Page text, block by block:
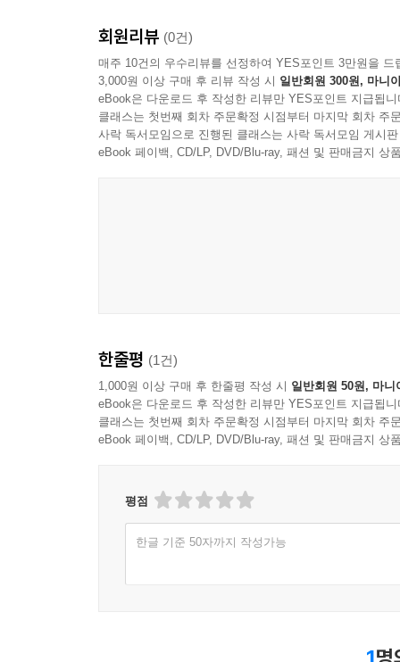
작은 점들이 별과 행성으로 박힌 끝없는 검은 공간
닉은 그 광경을 바라보았다. 별무리 전체가 움직
중력의 환상을 만들어내고 있었다. 하트넷에게
관측점에서 별들과 태양계를 본 사람은 겨우 스
것으로 보고된 우주선에는 열여덟 명 내지 스무
역가속 장치를 갖춘 우주선은 이 두 척뿐이었고,
회원리뷰 (0건)
매주 10건의 우수리뷰를 선정하여 YES포인트 3만원을 드
3,000원 이상 구매 후 리뷰 작성 시 일반회원 300원, 마니
eBook은 다운로드 후 작성한 리뷰만 YES포인트 지급됩니
클래스는 첫번째 회차 주문확정 시점부터 마지막 회차 주
사락 독서모임으로 진행된 클래스는 사락 독서모임 게시
eBook 페이백, CD/LP, DVD/Blu-ray, 패션 및 판매금지 상
한줄평 (1건)
1,000원 이상 구매 후 한줄평 작성 시 일반회원 50원, 마니
eBook은 다운로드 후 작성한 리뷰만 YES포인트 지급됩니
클래스는 첫번째 회차 주문확정 시점부터 마지막 회차 주
eBook 페이백, CD/LP, DVD/Blu-ray, 패션 및 판매금지 상
평점
한글 기준 50자까지 작성가능
1명